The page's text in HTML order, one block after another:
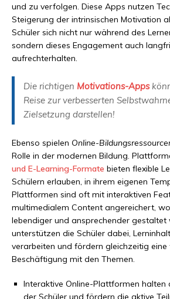
und zu verfolgen. Diese Apps nutzen
Steigerung der intrinsischen Motivation
Schüler sich nicht nur während des
sondern dieses Engagement auch
aufrechterhalten.
Die richtigen Motivations-Apps
Reise zur verbesserten
Zielsetzung darstellen!
Ebenso spielen Online-
Rolle in der modernen Bildung.
und E-Learning-Formate bieten flexible
Schülern erlauben, in ihrem eigenen
Plattformen sind oft mit interaktiven
multimedialem Content angereichert,
lebendiger und ansprechender gestaltet
unterstützen die Schüler dabei,
verarbeiten und fördern gleichzeitig eine
Beschäftigung mit den Themen.
Interaktive Online-Plattformen halten
der Schüler und fördern die aktive